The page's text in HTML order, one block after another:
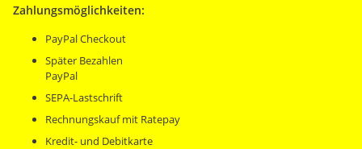
Zahlungsmöglichkeiten:
PayPal Checkout
Später Bezahlen
PayPal
SEPA-Lastschrift
Rechnungskauf mit Ratepay
Kredit- und Debitkarte